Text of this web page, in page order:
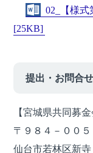
02_【様式
[25KB]
提出・お問合
【宮城県共同募金
〒９８４－００５
仙台市若林区新